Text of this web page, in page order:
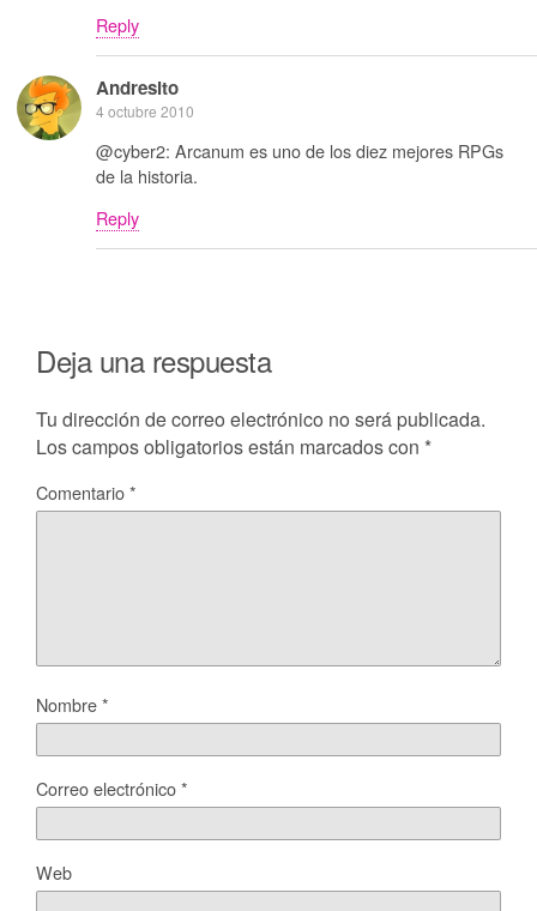
Reply
Andresito
4 octubre 2010
@cyber2: Arcanum es uno de los diez mejores RPGs
de la historia.
Reply
Deja una respuesta
Tu dirección de correo electrónico no será publicada.
Los campos obligatorios están marcados con *
Comentario*
Nombre*
Correo electrónico*
Web